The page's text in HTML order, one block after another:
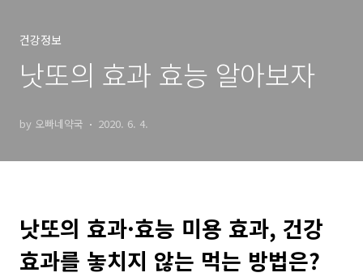
건강정보
낫또의 효과 효능 알아보자
by 오빠네약국 2020. 6. 4.
낫또의 효과·효능 미용 효과, 건강
효과를 놓치지 않는 먹는 방법은?